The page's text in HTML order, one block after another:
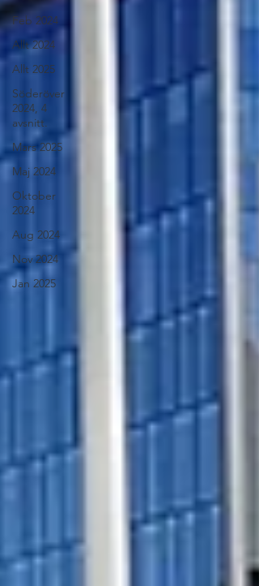
Feb 2024
Allt 2024
Allt 2025
Söderöver
2024, 4
avsnitt.
Mars 2025
Maj 2024
Oktober
2024
Aug 2024
Nov 2024
Jan 2025